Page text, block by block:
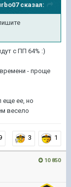
сказал:
с ПП 64% :)
- проще
еще ее, но
весело
3 1
10 850